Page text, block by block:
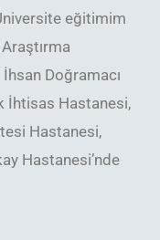
eğitimim
Doğramacı
İhtisas Hastanesi,
Hastanesi,
Hastanesi’nde